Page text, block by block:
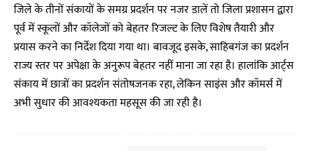
जिले के तीनों संकायों के समग्र प्रदर्शन पर नजर डालें तो जिला प्रशासन द्वारा
पूर्व में स्कूलों और कॉलेजों को बेहतर रिजल्ट के लिए विशेष तैयारी और
प्रयास करने का निर्देश दिया गया था। बावजूद इसके, साहिबगंज का प्रदर्शन
राज्य स्तर पर अपेक्षा के अनुरूप बेहतर नहीं माना जा रहा है। हालांकि आर्ट्स
संकाय में छात्रों का प्रदर्शन संतोषजनक रहा, लेकिन साइंस और कॉमर्स में
अभी सुधार की आवश्यकता महसूस की जा रही है।